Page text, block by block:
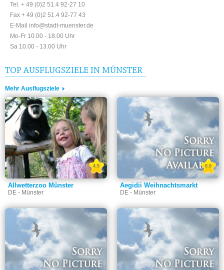
Tel. + 49 (0)2 51.4 92-27 10
Fax + 49 (0)2 51.4 92-77 43
E-Mail info@stadt-muenster.de
Mo-Fr 10.00 - 18.00 Uhr
Sa 10.00 - 13.00 Uhr
TOP AUSFLUGSZIELE IN MÜNSTER
Mehr Ausflugsziele
Allwetterzoo Münster
DE - Münster
4.5
Aegidii Weihnachtsmarkt
DE - Münster
0.0